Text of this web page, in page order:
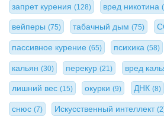
запрет курения (128) вред никотина
вейперы (75) табачный дым(75)
пассивное курение (65) психика(58)
кальян (30) перекур(21) вред
лишний вес (15) окурки(9) ДНК (8)
снюс (7) Искусственный интеллект